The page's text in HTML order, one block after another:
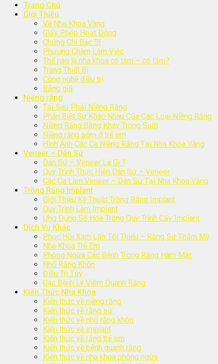
Trang Chủ
Giới Thiệu
Về Nha Khoa Vàng
Giấy Phép Hoạt Động
Chứng Chỉ Bác Sĩ
Phương Châm Làm Việc
Thế nào là nha khoa có tâm – có tầm?
Trang Thiết Bị
Công nghệ điều trị
Bảng giá
Niềng răng
Tại Sao Phải Niềng Răng
Phân Biệt Sự Khác Nhau Của Các Loại Niềng Răng
Niềng Răng Bằng Khay Trong Suốt
Niềng răng sớm ở trẻ em
Hình Ảnh Các Ca Niềng Răng Tại Nha Khoa Vàng
Veneer – Dán Sứ
Dán Sứ – Veneer Là Gì ?
Quy Trình Thực Hiện Dán Sứ – Veneer
Các Ca Làm Veneer – Dán Sứ Tại Nha Khoa Vàng
Trồng Răng Implant
Giới Thiệu Kỹ Thuật Trồng Răng Implant
Quy Trình Làm Implant
Ứng Dụng Số Hóa Trong Quy Trình Cấy Implant
Dịch Vụ Khác
Phục Hồi Xâm Lấn Tối Thiểu – Răng Sứ Thẩm Mỹ
Nha Khoa Trẻ Em
Phòng Ngừa Các Bệnh Trong Răng Hàm Mặt
Nhổ Răng Khôn
Điều Trị Tủy
Các Bệnh Lý Viêm Quanh Răng
Kiến Thức Nha Khoa
Kiến thức về niềng răng
Kiến thức về răng sứ
Kiến thức về nhổ răng khôn
Kiến thức về implant
Kiến thức về răng trẻ em
Kiến thức về bệnh quanh răng
Kiến thức về nha khoa phòng ngừa